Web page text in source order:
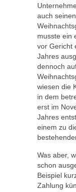
auch
musste ein
vor Gericht
Jahres
dennoch
wiesen die
in dem
erst im
Jahres
einem zu
Was aber,
schon
Beispiel
Zahlung